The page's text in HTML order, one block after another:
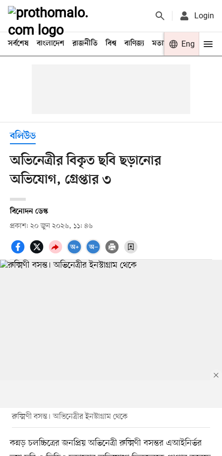
Login
সর্বশেষ বাংলাদেশ রাজনীতি বিশ্ব বাণিজ্য মতামত খেলা
Eng
বলিউড
অভিনেত্রীর বিকৃত ছবি ছড়ানোর
অভিযোগ, গ্রেপ্তার ৩
বিনোদন ডেস্ক
প্রকাশ: ২০ জুন ২০২৬, ১১: ৪৬
রুক্মিণী বসন্ত। অভিনেত্রীর ইনস্টাগ্রাম থেকে
কন্নড় চলচ্চিত্রের জনপ্রিয় অভিনেত্রী রুক্মিণী বসন্তর এআইনির্ভর